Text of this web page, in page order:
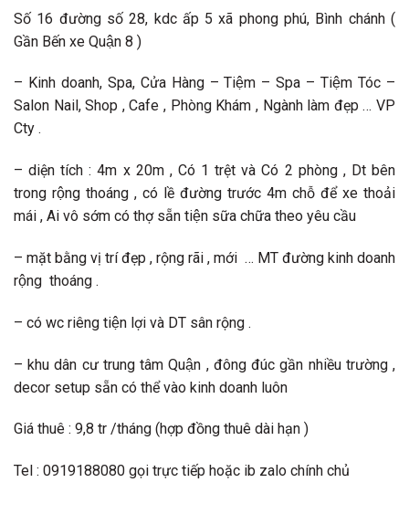
Số 16 đường số 28, kdc ấp 5 xã phong phú, Bình chánh (
Gần Bến xe Quận 8 )
– Kinh doanh, Spa, Cửa Hàng – Tiệm – Spa – Tiệm Tóc –
Salon Nail, Shop , Cafe , Phòng Khám , Ngành làm đẹp … VP
Cty .
– diện tích : 4m x 20m , Có 1 trệt và Có 2 phòng , Dt bên
trong rộng thoáng , có lề đường trước 4m chỗ để xe thoải
mái , Ai vô sớm có thợ sẵn tiện sữa chữa theo yêu cầu
– mặt bằng vị trí đẹp , rộng rãi , mới … MT đường kinh doanh
rộng thoáng .
– có wc riêng tiện lợi và DT sân rộng .
– khu dân cư trung tâm Quận , đông đúc gần nhiều trường ,
decor setup sẵn có thể vào kinh doanh luôn
Giá thuê : 9,8 tr /tháng (hợp đồng thuê dài hạn )
Tel : 0919188080 gọi trực tiếp hoặc ib zalo chính chủ